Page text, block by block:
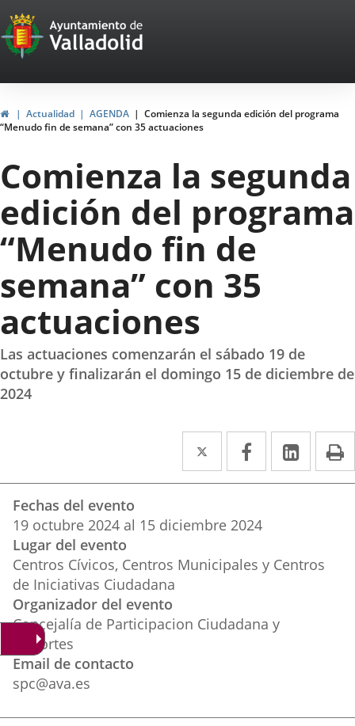
Portal
Web
del
Ayuntamiento
de
Valladolid
HomeActualidad AGENDA
Comienza la segunda edición del programa
“Menudo fin de semana” con 35 actuaciones
Comienza la segunda
edición del programa
“Menudo fin de
semana” con 35
actuaciones
Las actuaciones comenzarán el sábado 19 de
octubre y finalizarán el domingo 15 de diciembre de
2024
Twitter
Enlace
a
aplicación
externa.
Facebook
Enlace
a
aplicación
Enlace
a
del
evento
Fechas del evento
19 octubre 2024 al 15 diciembre 2024
Lugar del evento
Centros Cívicos, Centros Municipales y Centros
de Iniciativas Ciudadana
Organizador del evento
Concejalía de Participacion Ciudadana y
Deportes
Email de contacto
spc@ava.es